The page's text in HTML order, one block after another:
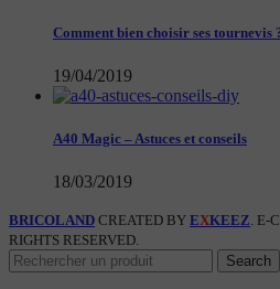
Comment bien choisir ses tournevis
19/04/2019
A40 Magic – Astuces et conseils
18/03/2019
BRICOLAND CREATED BY EXKEEZ. E-
RIGHTS RESERVED.
Search